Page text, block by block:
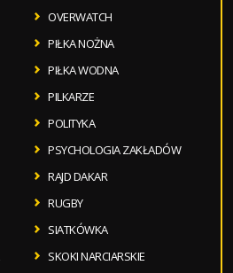
OVERWATCH
PIŁKA NOŻNA
PIŁKA WODNA
PILKARZE
POLITYKA
PSYCHOLOGIA ZAKŁADÓW
RAJD DAKAR
RUGBY
SIATKÓWKA
SKOKI NARCIARSKIE